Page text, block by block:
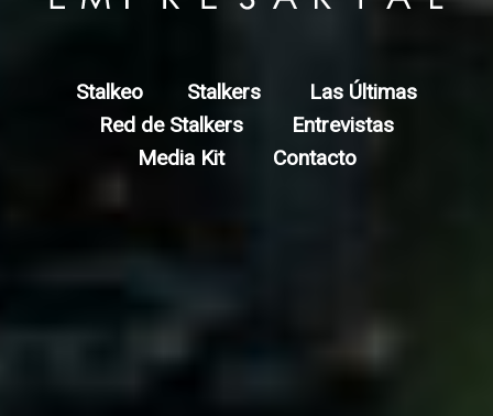
Stalkeo Stalkers
Las Últimas
Red de Stalkers
Entrevistas
Media Kit
Contacto